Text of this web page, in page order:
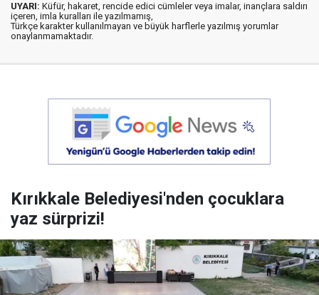
UYARI: Küfür, hakaret, rencide edici cümleler veya imalar, inançlara saldırı
içeren, imla kuralları ile yazılmamış,
Türkçe karakter kullanılmayan ve büyük harflerle yazılmış yorumlar
onaylanmamaktadır.
Kırıkkale Belediyesi'nden çocuklara
yaz sürprizi!